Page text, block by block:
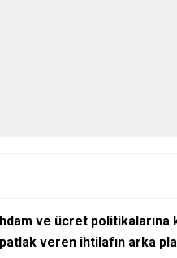
ve ücret
veren ihtilafın arka